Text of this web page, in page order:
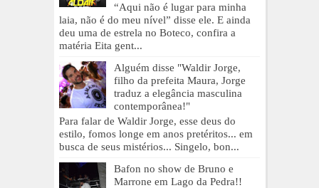
“Aqui não é lugar para minha
laia, não é do meu nível” disse ele. E ainda
deu uma de estrela no Boteco, confira a
matéria Eita gent...
Alguém disse "Waldir Jorge,
filho da prefeita Maura, Jorge
traduz a elegância masculina
contemporânea!"
Para falar de Waldir Jorge, esse deus do
estilo, fomos longe em anos pretéritos... em
busca de seus mistérios... Singelo, bon...
Bafon no show de Bruno e
Marrone em Lago da Pedra!!